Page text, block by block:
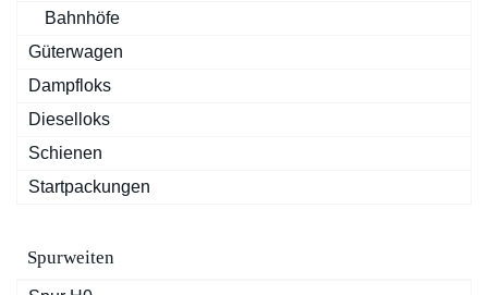
Bahnhöfe
Güterwagen
Dampfloks
Dieselloks
Schienen
Startpackungen
Spurweiten